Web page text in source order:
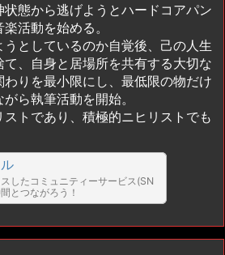
態から逃げようとハードコアパン
活動を始める。
としているのか自覚後、己の人生
、自身と居場所を共有する大切な
わりを最小限にし、最低限の物だけ
ら執筆活動を開始。
トであり、積極的ニヒリストでも
したコミュニティーサービス(SN
とつながろう！